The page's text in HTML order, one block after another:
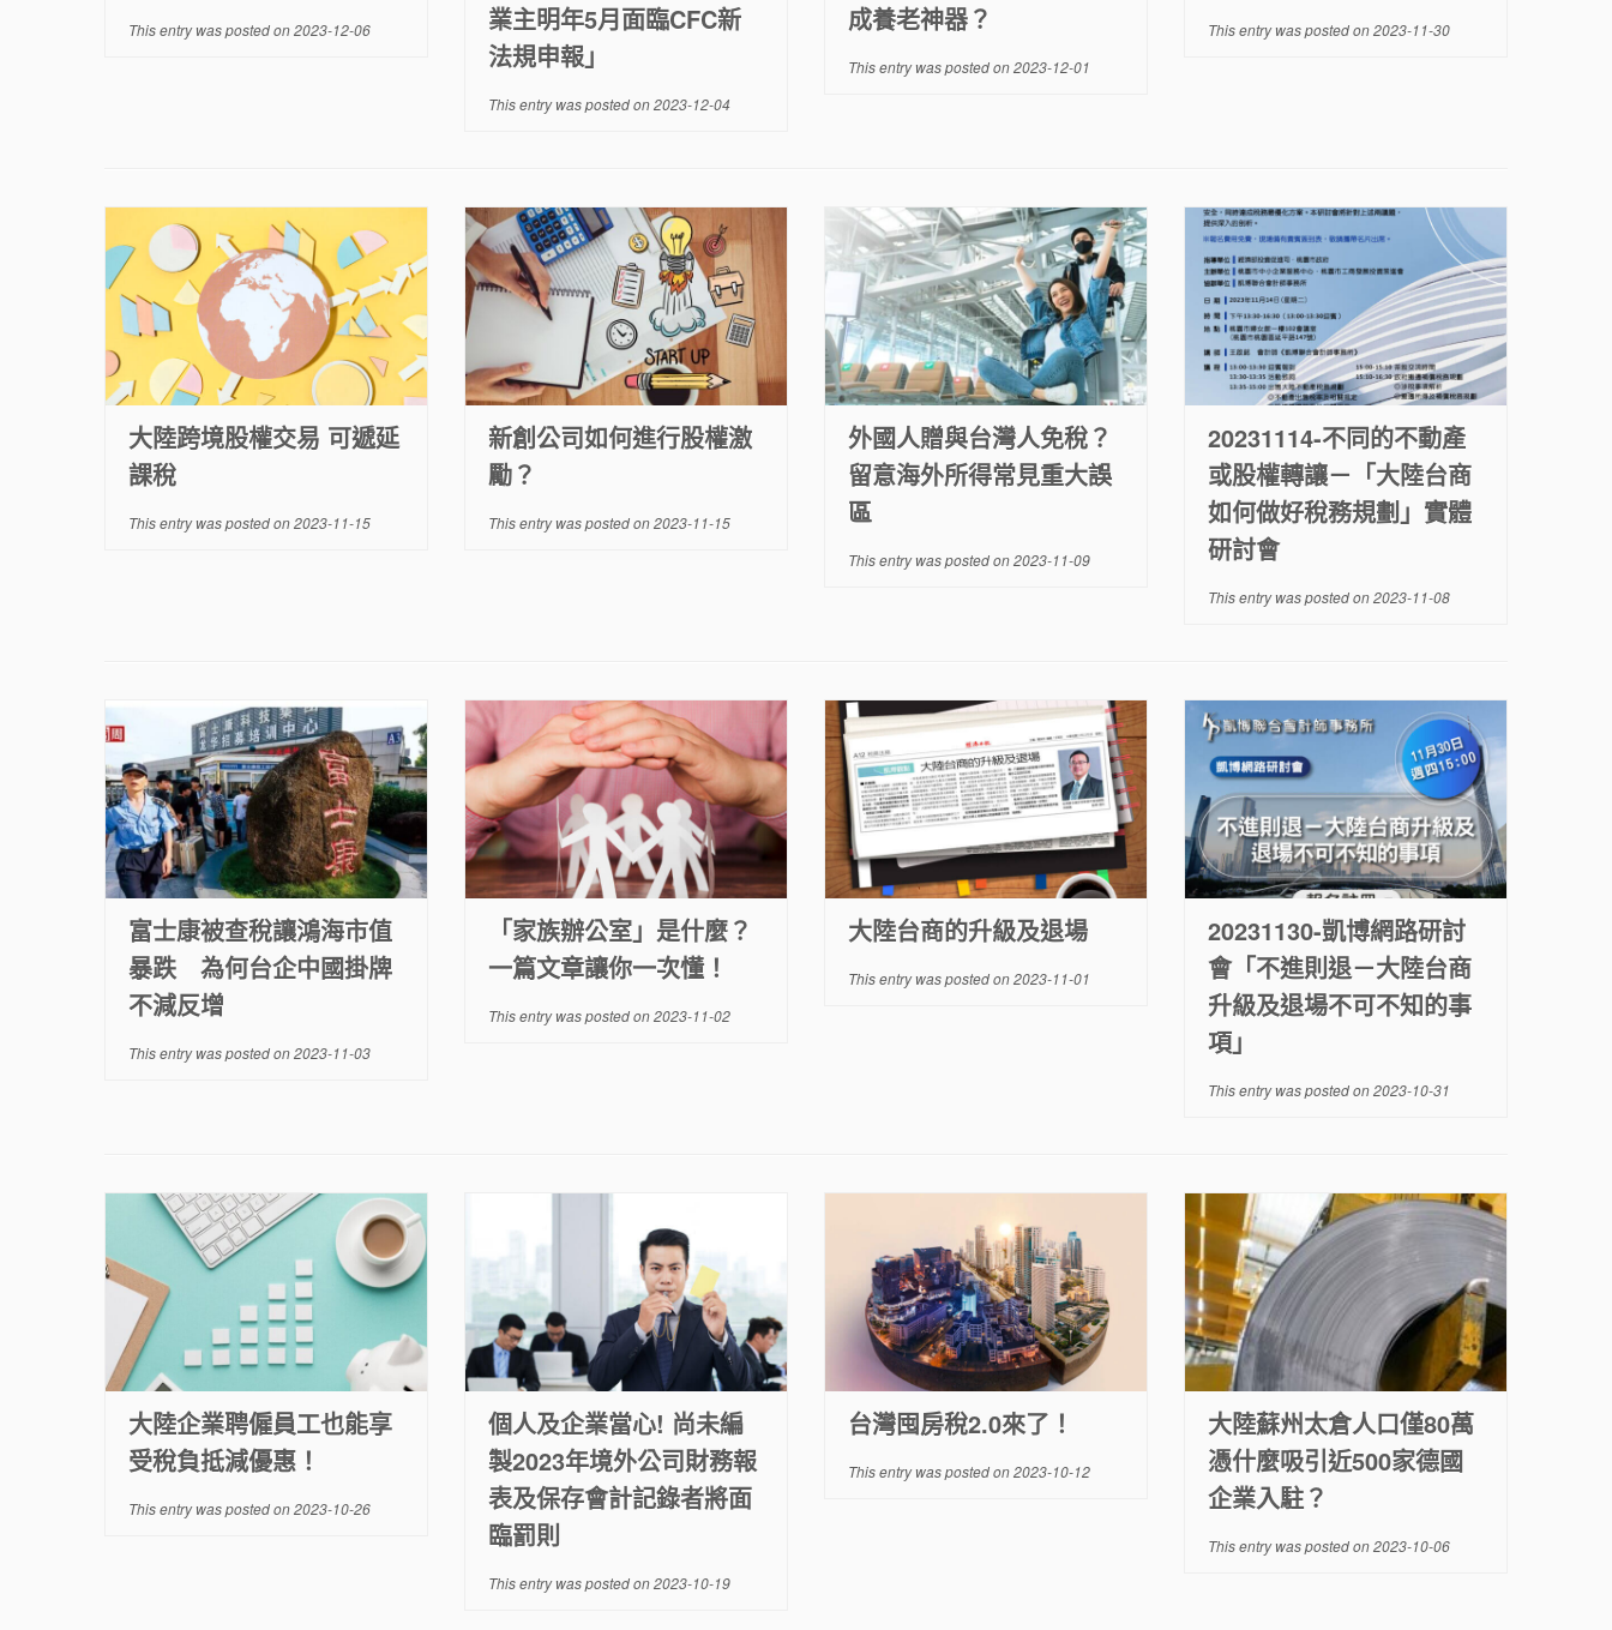
This entry was posted on2023-12-06
業主明年5月面臨CFC新
法規申報」
This entry was posted on2023-12-04
成養老神器？
This entry was posted on2023-12-01
This entry was posted on2023-11-30
大陸跨境股權交易 可遞延
課稅
This entry was posted on2023-11-15
新創公司如何進行股權激
勵？
This entry was posted on2023-11-15
外國人贈與台灣人免稅？
留意海外所得常見重大誤
區
This entry was posted on2023-11-09
20231114-不同的不動產
或股權轉讓－「大陸台商
如何做好稅務規劃」實體
研討會
This entry was posted on2023-11-08
富士康被查稅讓鴻海市值
暴跌 為何台企中國掛牌
不減反增
This entry was posted on2023-11-03
「家族辦公室」是什麼？
一篇文章讓你一次懂！
This entry was posted on2023-11-02
大陸台商的升級及退場
This entry was posted on2023-11-01
20231130-凱博網路研討
會「不進則退－大陸台商
升級及退場不可不知的事
項」
This entry was posted on2023-10-31
大陸企業聘僱員工也能享
受稅負抵減優惠！
This entry was posted on2023-10-26
個人及企業當心! 尚未編
製2023年境外公司財務報
表及保存會計記錄者將面
臨罰則
This entry was posted on2023-10-19
台灣囤房稅2.0來了！
This entry was posted on2023-10-12
大陸蘇州太倉人口僅80萬
憑什麼吸引近500家德國
企業入駐？
This entry was posted on2023-10-06